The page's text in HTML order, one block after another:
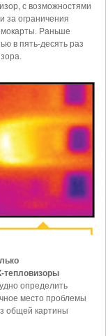
с возможностями
за ограничения
Раньше
в пять-десять раз
тепловизоры
определить
место проблемы
общей картины